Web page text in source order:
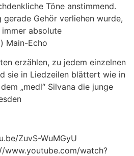
Töne anstimmend.
gerade Gehör verliehen wurde,
absolute
Main-Echo
erzählen, zu jedem einzelnen
sie in Liedzeilen blättert wie in
„medl“ Silvana die junge
ZuvS-WuMGyU
www.youtube.com/watch?